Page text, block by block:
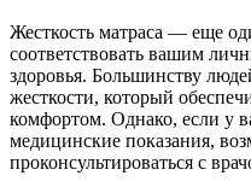
Жесткость матраса — еще
соответствовать вашим
здоровья. Большинству
жесткости, который
комфортом. Однако, если у
медицинские показания,
проконсультироваться с